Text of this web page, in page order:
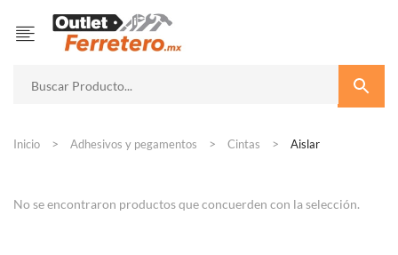
Inicio Adhesivos y pegamentos Cintas Aislar
No se encontraron productos que concuerden con la selección.